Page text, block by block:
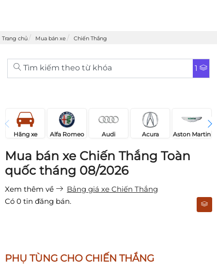
Trang chủ Mua bán xe Chiến Thắng
Tìm kiếm theo từ khóa 1
Hãng xe Alfa Romeo Audi Acura Aston Martin
Mua bán xe Chiến Thắng Toàn
quốc tháng 08/2026
Xem thêm về
Bảng giá xe Chiến Thắng
Có 0 tin đăng bán.
PHỤ TÙNG CHO CHIẾN THẮNG